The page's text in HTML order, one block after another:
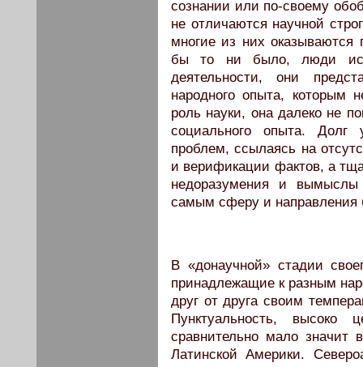
сознании или по-своему
не отличаются научной
многие из них оказываются
бы то ни было, люди
деятельности, они
народного опыта, которым
роль науки, она далеко не
социального опыта. Долг
проблем, ссылаясь на
и верификации фактов, а
недоразумения и
самым сферу и направления
В «донаучной» стадии
принадлежащие к разным
друг от друга своим
Пунктуальность,
сравнительно мало
Латинской Америки.